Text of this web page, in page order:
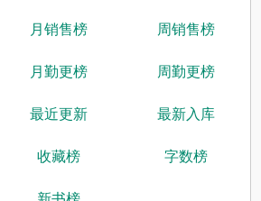
月销售榜 周销售榜
月勤更榜 周勤更榜
最近更新 最新入库
收藏榜 字数榜